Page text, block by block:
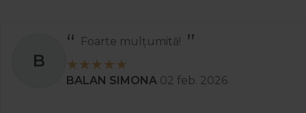
B
Foarte mulțumită!
BALAN SIMONA 02 feb. 2026